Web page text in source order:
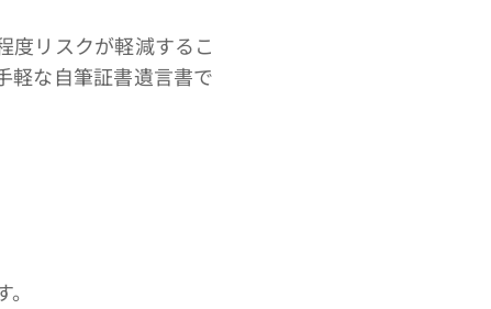
度リスクが軽減するこ
軽な自筆証書遺言書で